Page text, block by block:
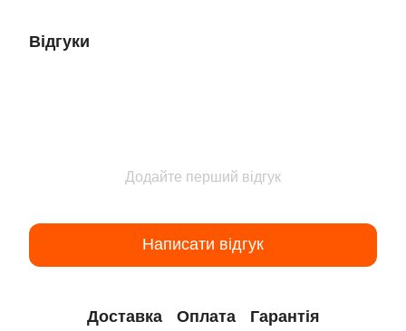
Відгуки
Додайте перший відгук
Написати відгук
Доставка Оплата Гарантія